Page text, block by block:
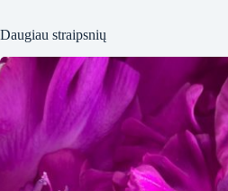
Daugiau straipsnių